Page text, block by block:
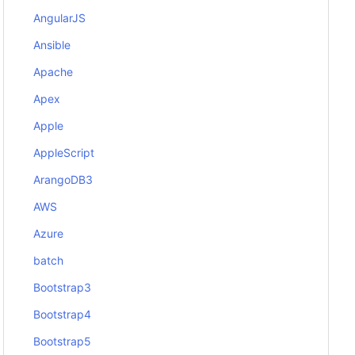
AngularJS
Ansible
Apache
Apex
Apple
AppleScript
ArangoDB3
AWS
Azure
batch
Bootstrap3
Bootstrap4
Bootstrap5